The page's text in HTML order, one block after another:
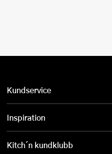
Kundservice
Inspiration
Kitch´n kundklubb